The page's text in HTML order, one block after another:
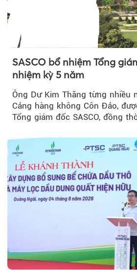
SASCO bổ nhiệm Tổng
nhiệm kỳ 5 năm
Ông Dư Kim Thăng từng nhiều
Cảng hàng không Côn Đảo,
Tổng giám đốc SASCO, đồng